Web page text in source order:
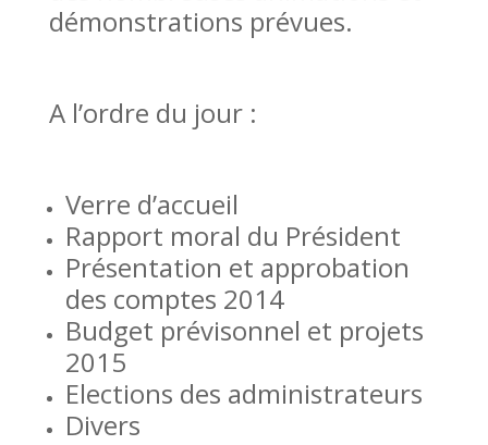
démonstrations prévues.
A l’ordre du jour :
Verre d’accueil
Rapport moral du Président
Présentation et approbation
des comptes 2014
Budget prévisonnel et projets
2015
Elections des administrateurs
Divers